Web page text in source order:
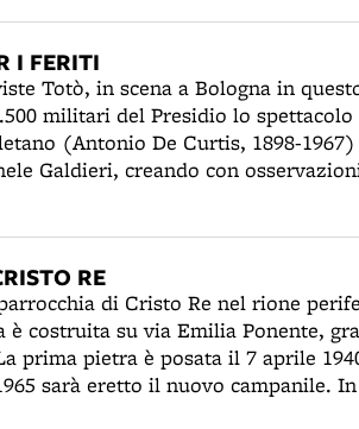
Nonostante la presenza di
con notevoli danni (22
A con 22 reti, 12 delle quali di
realizzando 13 vittorie e 2
I FERITI
Totò, in scena a Bologna in
militari del Presidio lo
(Antonio De Curtis, 1898-
Galdieri, creando con
Lo affianca per la prima volta “una
RE
di Cristo Re nel rione
è costruita su via Emilia Ponente,
prima pietra è posata il 7 aprile
sarà eretto il nuovo campanile.
stabile periferico, la